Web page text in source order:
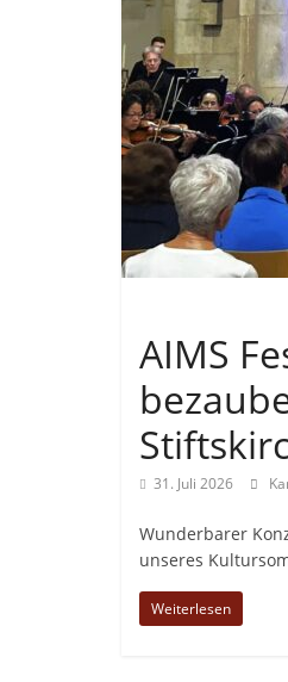
AIMS
31. Juli 2026
Wunderbarer
unseres
Weiterlesen